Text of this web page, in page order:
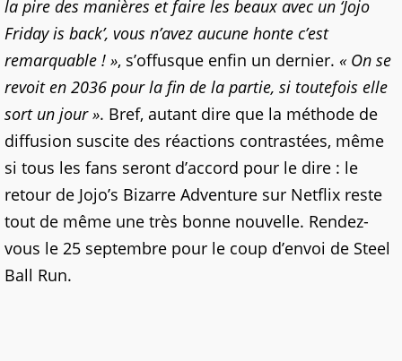
la pire des manières et faire les beaux avec un ‘Jojo
Friday is back’, vous n’avez aucune honte c’est
remarquable ! », s’offusque enfin un dernier. « On se
revoit en 2036 pour la fin de la partie, si toutefois elle
sort un jour ». Bref, autant dire que la méthode de
diffusion suscite des réactions contrastées, même
si tous les fans seront d’accord pour le dire : le
retour de Jojo’s Bizarre Adventure sur Netflix reste
tout de même une très bonne nouvelle. Rendez-
vous le 25 septembre pour le coup d’envoi de Steel
Ball Run.